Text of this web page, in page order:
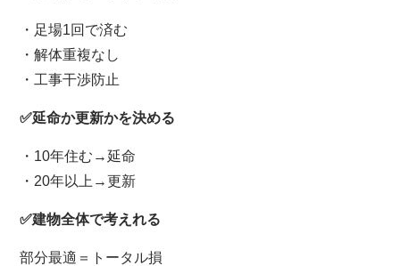
・足場1回で済む
・解体重複なし
・工事干渉防止
✅延命か更新かを決める
・10年住む→延命
・20年以上→更新
✅建物全体で考えれる
部分最適＝トータル損